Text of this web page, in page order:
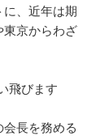
、近年は期
東京からわざ
飛びます
長を務める